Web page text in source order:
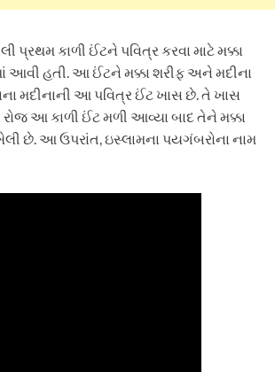
પ્રથમ કાળી ઈંટને પવિત્ર કરવા માટે મક્કા
આવી હતી. આ ઈંટને મક્કા શરીફ અને મદીના
મદીનાની આ પવિત્ર ઈંટ ખાસ છે. તે ખાસ
રોજ આ કાળી ઈંટ મળી આવ્યા બાદ તેને મક્કા
છે. આ ઉપરાંત, ઇસ્લામના પયગંબરોના નામ